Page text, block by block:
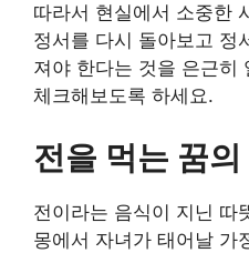
따라서 현실에서 소중한
정서를 다시 돌아보고 정
져야 한다는 것을 은근히
체크해보도록 하세요.
전을 먹는 꿈
전이라는 음식이 지닌 따
몽에서 자녀가 태어날 가